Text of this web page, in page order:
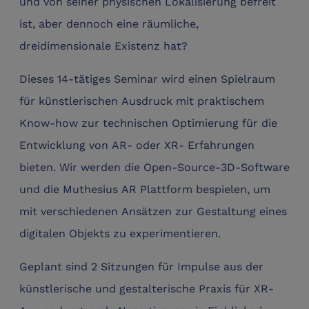
ist, aber dennoch eine räumliche,
dreidimensionale Existenz hat?
Dieses 14-tätiges Seminar wird einen Spielraum
für künstlerischen Ausdruck mit praktischem
Know-how zur technischen Optimierung für die
Entwicklung von AR- oder XR- Erfahrungen
bieten. Wir werden die Open-Source-3D-Software
und die Muthesius AR Plattform bespielen, um
mit verschiedenen Ansätzen zur Gestaltung eines
digitalen Objekts zu experimentieren.
Geplant sind 2 Sitzungen für Impulse aus der
künstlerische und gestalterische Praxis für XR-